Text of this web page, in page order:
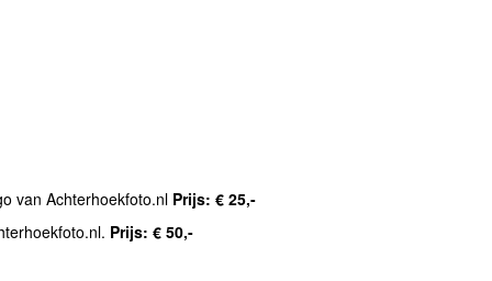
van Achterhoekfoto.nl Prijs: € 25,-
Prijs: € 50,-